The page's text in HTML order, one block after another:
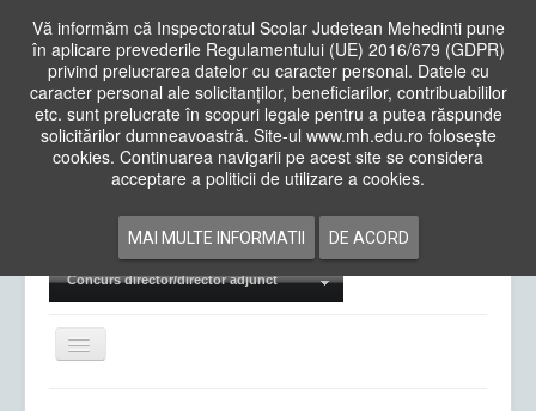
Vă informăm că Inspectoratul Scolar Judetean Mehedinti pune
în aplicare prevederile Regulamentului (UE) 2016/679 (GDPR)
privind prelucrarea datelor cu caracter personal. Datele cu
caracter personal ale solicitanților, beneficiarilor, contribuabililor
etc. sunt prelucrate în scopuri legale pentru a putea răspunde
solicitărilor dumneavoastră. Site-ul www.mh.edu.ro folosește
cookies. Continuarea navigarii pe acest site se considera
acceptare a politicii de utilizare a cookies.
MAI MULTE INFORMATII DE ACORD
Cauta
in
siteAcasa Cadre Didactice
Examene Naționale
Concurs director/director adjunct
Comută
navigarea